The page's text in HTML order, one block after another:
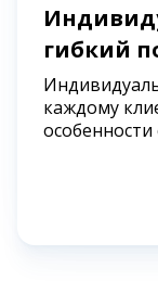
гибкий
каждому
особенности